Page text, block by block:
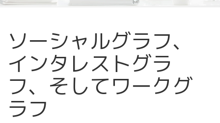
ソーシャルグラフ、
インタレストグラ
フ、そしてワークグ
ラフ